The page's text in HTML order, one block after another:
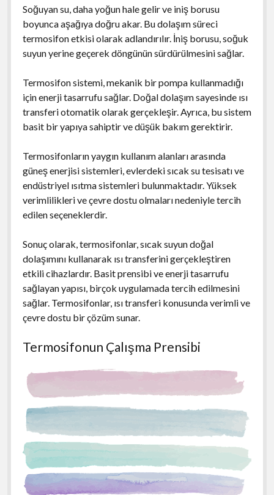
Soğuyan su, daha yoğun hale gelir ve iniş borusu
boyunca aşağıya doğru akar. Bu dolaşım süreci
termosifon etkisi olarak adlandırılır. İniş borusu, soğuk
suyun yerine geçerek döngünün sürdürülmesini sağlar.
Termosifon sistemi, mekanik bir pompa kullanmadığı
için enerji tasarrufu sağlar. Doğal dolaşım sayesinde ısı
transferi otomatik olarak gerçekleşir. Ayrıca, bu sistem
basit bir yapıya sahiptir ve düşük bakım gerektirir.
Termosifonların yaygın kullanım alanları arasında
güneş enerjisi sistemleri, evlerdeki sıcak su tesisatı ve
endüstriyel ısıtma sistemleri bulunmaktadır. Yüksek
verimlilikleri ve çevre dostu olmaları nedeniyle tercih
edilen seçeneklerdir.
Sonuç olarak, termosifonlar, sıcak suyun doğal
dolaşımını kullanarak ısı transferini gerçekleştiren
etkili cihazlardır. Basit prensibi ve enerji tasarrufu
sağlayan yapısı, birçok uygulamada tercih edilmesini
sağlar. Termosifonlar, ısı transferi konusunda verimli ve
çevre dostu bir çözüm sunar.
Termosifonun Çalışma Prensibi